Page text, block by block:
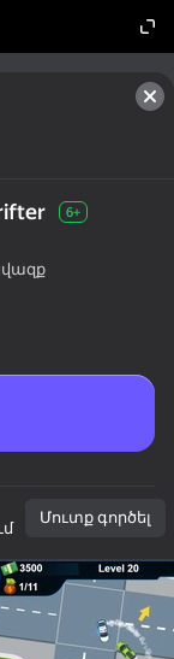
6+
Մուտք գործել